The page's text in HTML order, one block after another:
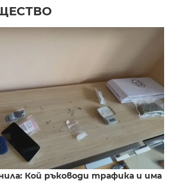
Кой ръководи трафика и има